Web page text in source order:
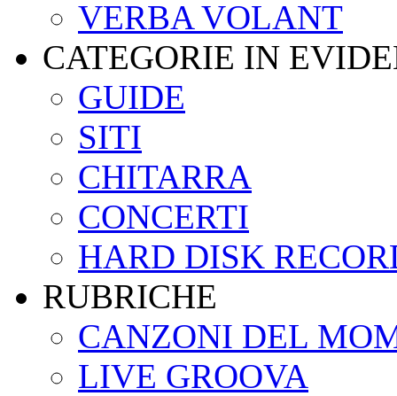
VERBA VOLANT
CATEGORIE IN
GUIDE
SITI
CHITARRA
CONCERTI
HARD DISK
RUBRICHE
CANZONI DEL
LIVE GROOVA